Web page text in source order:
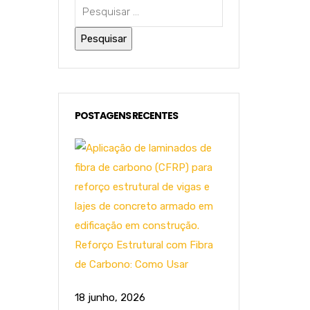
POSTAGENS RECENTES
Reforço Estrutural com Fibra
de Carbono: Como Usar
18 junho, 2026